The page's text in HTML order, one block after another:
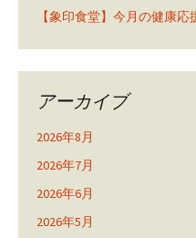
【象印食堂】今月の健康応
アーカイブ
2026年8月
2026年7月
2026年6月
2026年5月